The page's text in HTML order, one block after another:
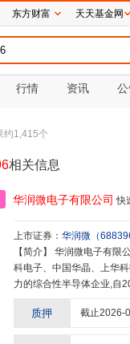
行情 资讯
约1,415个
相关信息
华润微电子有限公司 快
上市证券： 华润微 （
【简介】
科电子、中国华晶、上华
力的综合性半导体企业,自
试等全产业链一体化运营
质押 截止2026-
东方财富 天天基金网